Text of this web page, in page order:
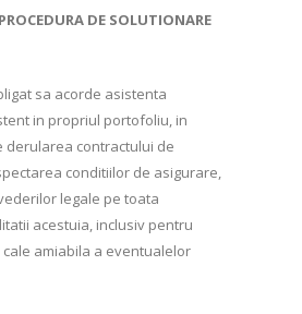
DE SOLUTIONARE
sa acorde asistenta
in propriul portofoliu, in
derularea contractului de
conditiilor de asigurare,
legale pe toata
acestuia, inclusiv pentru
amiabila a eventualelor